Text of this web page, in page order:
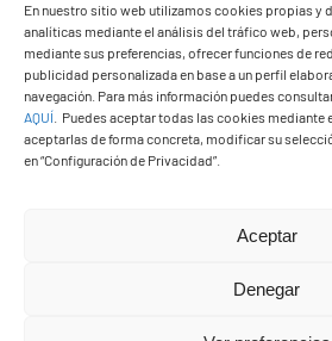
En nuestro sitio web utilizamos cookies propias y
analíticas mediante el análisis del tráfico web,
mediante sus preferencias, ofrecer funciones de
publicidad personalizada en base a un perfil
navegación. Para más información puedes
AQUÍ
Puedes aceptar todas las cookies mediante
aceptarlas de forma concreta, modificar su
en “Configuración de Privacidad”.
Aceptar
Denegar
Pza. de Los Remedios, 1
35570 – Yaiza
Tel:928 83 62 20
© Copyright2026 Ayuntamiento